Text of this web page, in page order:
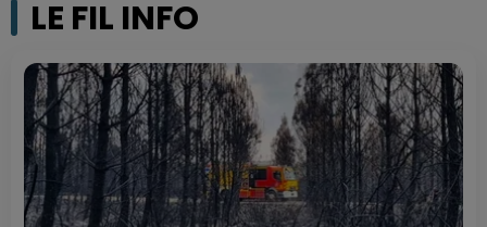
LE FIL INFO